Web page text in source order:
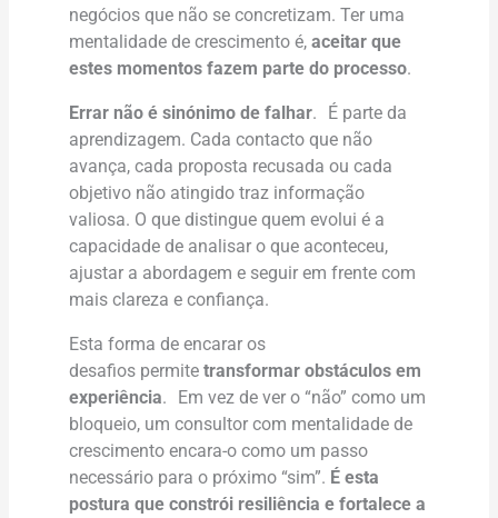
negócios que não se concretizam. Ter uma
mentalidade de crescimento é,aceitar que
estes momentos fazem parte do processo.
Errar não é sinónimo de falhar. É parte da
aprendizagem. Cada contacto que não
avança, cada proposta recusada ou cada
objetivo não atingido traz informação
valiosa. O que distingue quem evolui é a
capacidade de analisar o que aconteceu,
ajustar a abordagem e seguir em frente com
mais clareza e confiança.
Esta forma de encarar os
desafios permitetransformar obstáculos em
experiência. Em vez de ver o “não” como um
bloqueio, um consultor com mentalidade de
crescimento encara-o como um passo
necessário para o próximo “sim”. É esta
postura que constrói resiliência e fortalece a